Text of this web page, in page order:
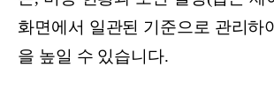
화면에서 일관된 기준으로 관리하
을 높일 수 있습니다.